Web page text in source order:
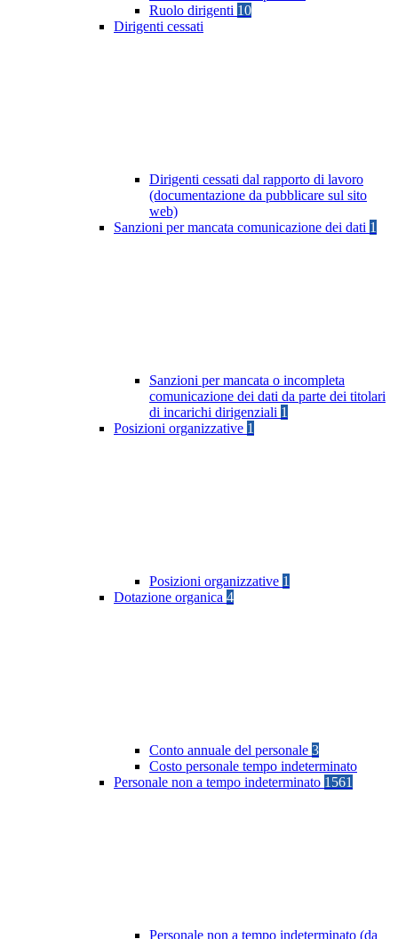
Ruolo dirigenti 10
Dirigenti cessati
Dirigenti cessati dal rapporto di lavoro
(documentazione da pubblicare sul sito
web)
Sanzioni per mancata comunicazione dei dati 1
Sanzioni per mancata o incompleta
comunicazione dei dati da parte dei titolari
di incarichi dirigenziali 1
Posizioni organizzative 1
Posizioni organizzative 1
Dotazione organica 4
Conto annuale del personale 3
Costo personale tempo indeterminato
Personale non a tempo indeterminato 1561
Personale non a tempo indeterminato (da